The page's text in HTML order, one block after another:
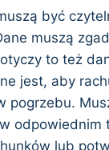
być
muszą
to też
jest, aby
pogrzebu.
odpowiednim
lub